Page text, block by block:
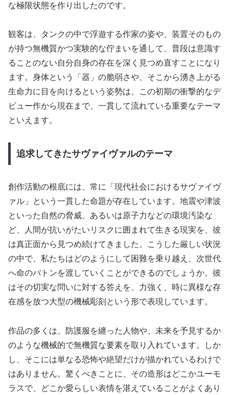
な極限状態を作り出したのです。
観客は、タンクの中で浮遊する作家の姿や、装置そのもの
が持つ無機質かつ実験的な佇まいを通して、普段は意識す
ることのない自分自身の存在を深く見つめ直すことになり
ます。身体という「器」の脆弱さや、そこから湧き上がる
生命力に目を向けるという姿勢は、この初期の衝撃的なデ
ビュー作から現在まで、一貫して流れている重要なテーマ
といえます。
追求してきたサヴァイヴァルのテーマ
創作活動の根底には、常に「現代社会におけるサヴァイヴ
ァル」という一貫した命題が存在しています。地震や津波
といった自然の脅威、あるいは原子力などの環境汚染な
ど、人間が抗いがたいリスクに囲まれて生きる現実を、彼
は真正面から見つめ続けてきました。こうした厳しい状況
の中で、私たちはどのようにして困難を乗り越え、次世代
へ命のバトンを渡していくことができるのでしょうか。彼
はその切実な問いに対する答えを、力強く、時に異様な存
在感を放つ大型の機械彫刻という形で表現しています。
作品の多くは、防護服を纏った人物や、未来を予見するか
のような機械的で無機質な要素を取り入れています。しか
し、そこには単なる恐怖や絶望だけが描かれているわけで
はありません。驚くべきことに、その造形はどこかユーモ
ラスで、どこか愛らしい表情を湛えていることがよくあり